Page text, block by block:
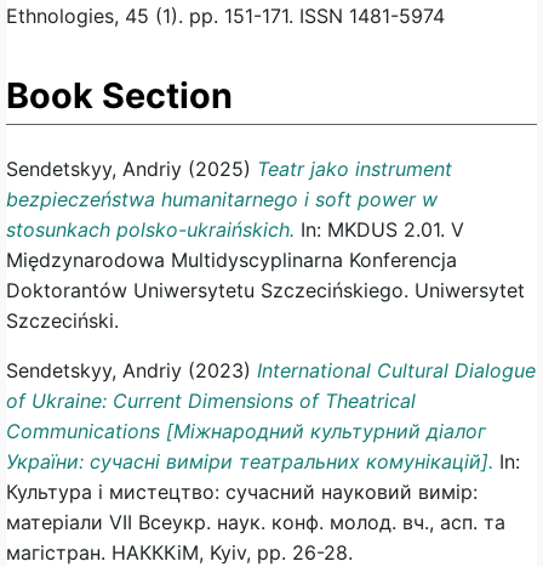
Ethnologies, 45 (1). pp. 151-171. ISSN 1481-5974
Book Section
Sendetskyy, Andriy (2025) Teatr jako instrument
bezpieczeństwa humanitarnego i soft power w
stosunkach polsko-ukraińskich. In: MKDUS 2.01. V
Międzynarodowa Multidyscyplinarna Konferencja
Doktorantów Uniwersytetu Szczecińskiego. Uniwersytet
Szczeciński.
Sendetskyy, Andriy (2023) International Cultural Dialogue
of Ukraine: Current Dimensions of Theatrical
Communications [Міжнародний культурний діалог
України: сучасні виміри театральних комунікацій]. In:
Культура і мистецтво: сучасний науковий вимір:
матеріали VIІ Всеукр. наук. конф. молод. вч., асп. та
магістран. НАКККіМ, Kyiv, pp. 26-28.